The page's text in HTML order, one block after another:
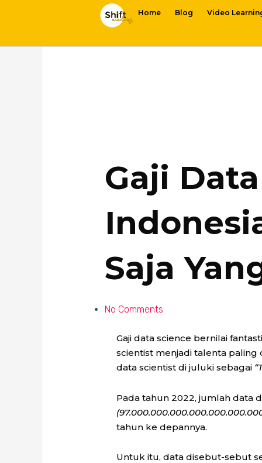
Home Blog Video
Gaji
Saja
No Comments
Gaji data science bernilai
scientist menjadi talenta
data scientist di juluki sebagai
Pada tahun 2022, jumlah data
tahun ke depannya.
Untuk itu, data disebut-sebut